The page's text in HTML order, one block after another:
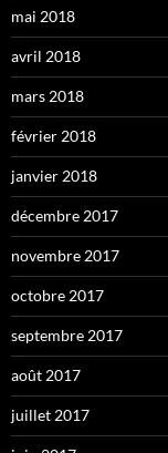
mai 2018
avril 2018
mars 2018
février 2018
janvier 2018
décembre 2017
novembre 2017
octobre 2017
septembre 2017
août 2017
juillet 2017